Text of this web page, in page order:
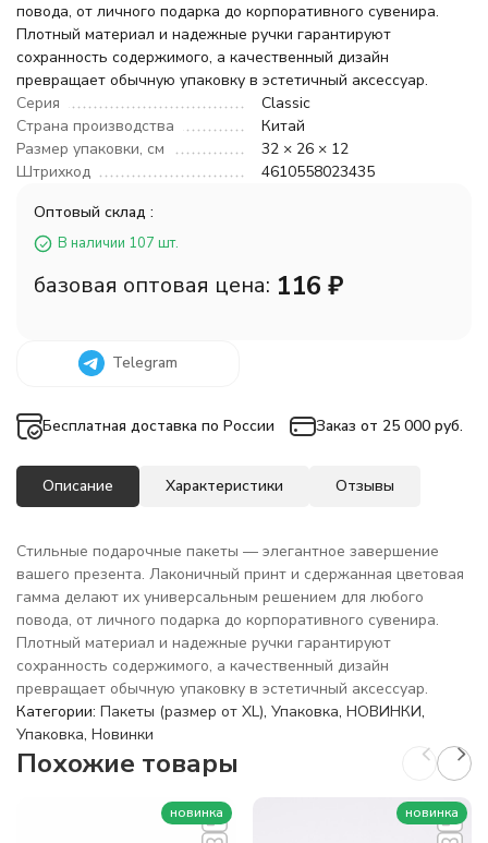
повода, от личного подарка до корпоративного сувенира.
Плотный материал и надежные ручки гарантируют
сохранность содержимого, а качественный дизайн
превращает обычную упаковку в эстетичный аксессуар.
Серия
Classic
Страна производства
Китай
Размер упаковки, см
32 × 26 × 12
Штрихкод
4610558023435
Оптовый склад :
В наличии 107 шт.
базовая оптовая цена: 116 ₽
Telegram
Бесплатная доставка по России Заказ от 25 000 руб.
Описание Характеристики Отзывы
Стильные подарочные пакеты — элегантное завершение
вашего презента. Лаконичный принт и сдержанная цветовая
гамма делают их универсальным решением для любого
повода, от личного подарка до корпоративного сувенира.
Плотный материал и надежные ручки гарантируют
сохранность содержимого, а качественный дизайн
превращает обычную упаковку в эстетичный аксессуар.
Категории: Пакеты (размер от XL), Упаковка, НОВИНКИ,
Упаковка, Новинки
Похожие товары
новинка новинка